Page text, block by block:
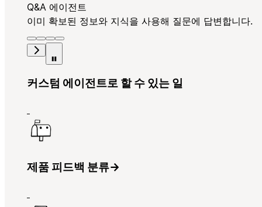
Q&A 에이전트
이미 확보된 정보와 지식을 사용해 질문에 답변합니다.
커스텀 에이전트로 할 수 있는 일
제품 피드백 분류→